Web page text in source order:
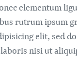
elementum
rutrum ipsum
elit, sed
nisi ut